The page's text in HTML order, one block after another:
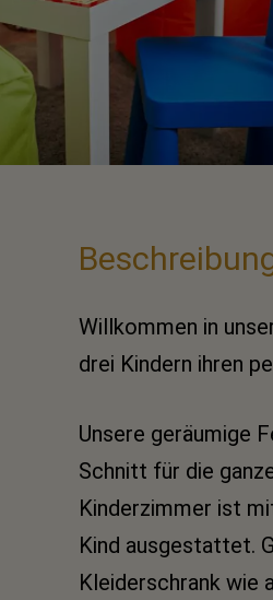
Willkommen in
drei Kindern ihren
Unsere geräumige
Schnitt für die
Kinderzimmer ist
Kind ausgestattet.
Kleiderschrank wie